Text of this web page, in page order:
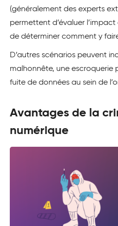
(généralement des experts
permettent d’évaluer
de déterminer comment y
D’autres scénarios peuvent
malhonnête, une escroquerie
fuite de données au sein de
Avantages de la
numérique